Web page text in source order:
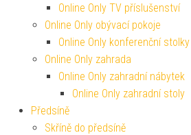
Online Only TV příslušenství
Online Only obývací pokoje
Online Only konferenční stolky
Online Only zahrada
Online Only zahradní nábytek
Online Only zahradní stoly
Předsíně
Skříně do předsíně